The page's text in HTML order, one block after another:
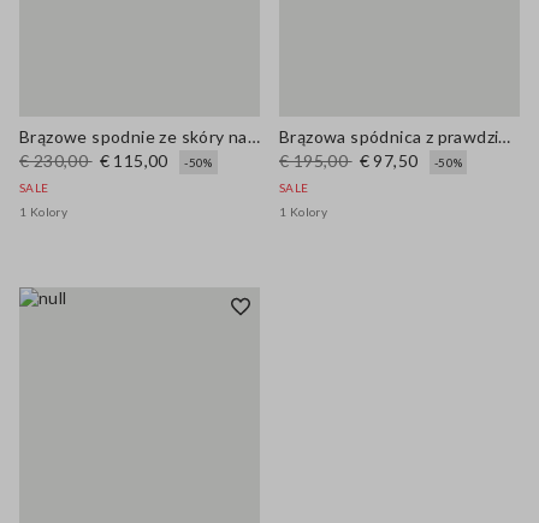
Brązowe spodnie ze skóry naturalnej o regularnym kroju
€ 230,00 € 115,00
-50%
SALE
1 Kolory
Brązowa spódnica z prawdziwej skóry, regularny krój
€ 195,00 € 97,50
-50%
SALE
1 Kolory